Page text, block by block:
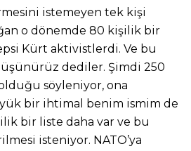
istemeyen tek kişi
o dönemde 80 kişilik bir
Kürt aktivistlerdi. Ve bu
dediler. Şimdi 250
söyleniyor, ona
bir ihtimal benim ismim de
bir liste daha var ve bu
isteniyor. NATO’ya